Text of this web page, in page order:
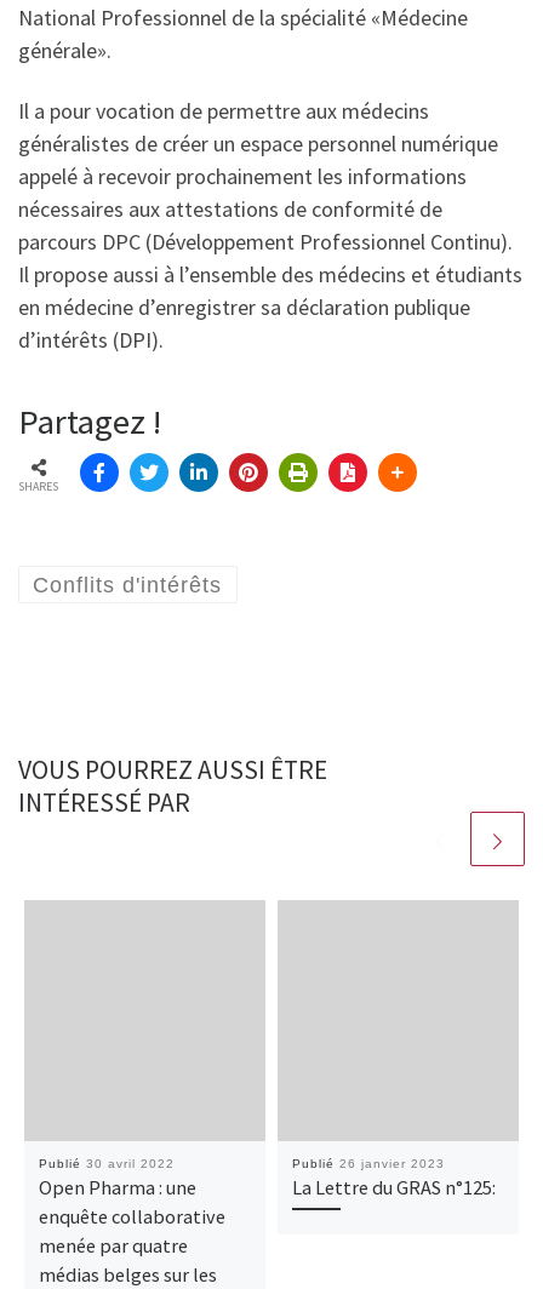
National Professionnel de la spécialité «Médecine
générale».
Il a pour vocation de permettre aux médecins
généralistes de créer un espace personnel numérique
appelé à recevoir prochainement les informations
nécessaires aux attestations de conformité de
parcours DPC (Développement Professionnel Continu).
Il propose aussi à l’ensemble des médecins et étudiants
en médecine d’enregistrer sa déclaration publique
d’intérêts (DPI).
Partagez !
SHARES
Conflits d'intérêts
VOUS POURREZ AUSSI ÊTRE
INTÉRESSÉ PAR
Publié 30 avril 2022
Open Pharma : une
enquête collaborative
menée par quatre
médias belges sur les
Publié 26 janvier 2023
La Lettre du GRAS n°125: